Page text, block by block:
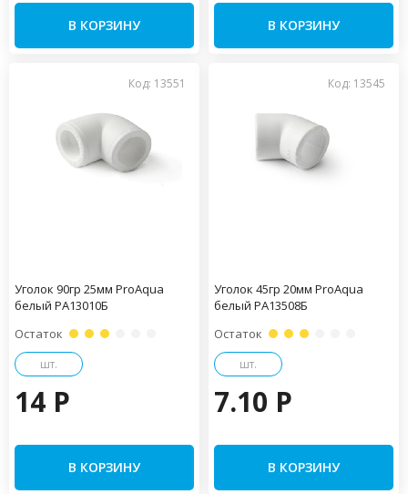
В КОРЗИНУ В КОРЗИНУ
Код: 13551
Уголок 90гр 25мм ProAqua
белый PA13010Б
Остаток
шт.
14 P
В КОРЗИНУ
Код: 13545
Уголок 45гр 20мм ProAqua
белый PA13508Б
Остаток
шт.
7.10 P
В КОРЗИНУ